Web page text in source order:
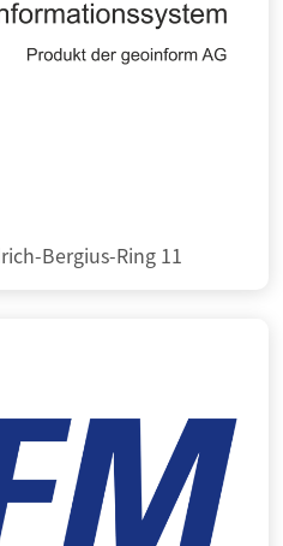
Bergius-Ring 11